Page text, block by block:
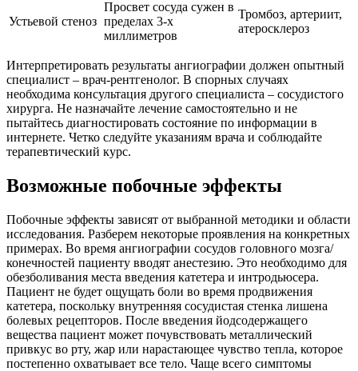
Устьевой стеноз
Просвет сосуда сужен в
пределах 3-х
миллиметров
Тромбоз, артериит,
атеросклероз
Интерпретировать результаты ангиографии должен опытный
специалист – врач-рентгенолог. В спорных случаях
необходима консультация другого специалиста – сосудистого
хирурга. Не назначайте лечение самостоятельно и не
пытайтесь диагностировать состояние по информации в
интернете. Четко следуйте указаниям врача и соблюдайте
терапевтический курс.
Возможные побочные эффекты
Побочные эффекты зависят от выбранной методики и области
исследования. Разберем некоторые проявления на конкретных
примерах. Во время ангиографии сосудов головного мозга/
конечностей пациенту вводят анестезию. Это необходимо для
обезболивания места введения катетера и интродьюсера.
Пациент не будет ощущать боли во время продвижения
катетера, поскольку внутренняя сосудистая стенка лишена
болевых рецепторов. После введения йодсодержащего
вещества пациент может почувствовать металлический
привкус во рту, жар или нарастающее чувство тепла, которое
постепенно охватывает все тело. Чаще всего симптомы